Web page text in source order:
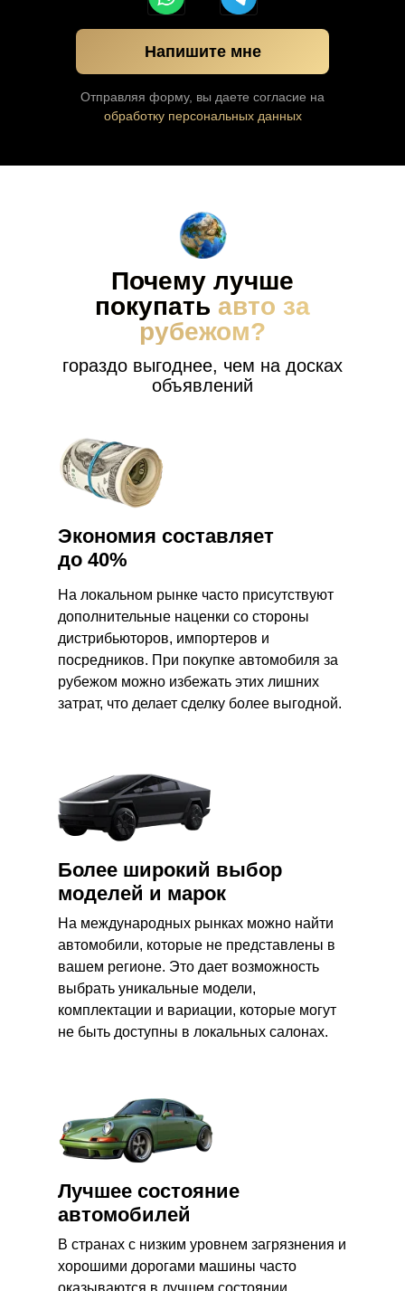
Напишите мне
Отправляя форму, вы даете согласие на
обработку персональных данных
Почему лучше
покупать авто за
рубежом?
гораздо выгоднее, чем на досках
объявлений
Экономия составляет
до 40%
Более широкий выбор
моделей и марок
Лучшее состояние
автомобилей
На международных рынках можно найти
автомобили, которые не представлены в
вашем регионе. Это дает возможность
выбрать уникальные модели,
комплектации и вариации, которые могут
не быть доступны в локальных салонах.
В странах с низким уровнем загрязнения и
хорошими дорогами машины часто
оказываются в лучшем состоянии,
На локальном рынке часто присутствуют
дополнительные наценки со стороны
дистрибьюторов, импортеров и
посредников. При покупке автомобиля за
рубежом можно избежать этих лишних
затрат, что делает сделку более выгодной.